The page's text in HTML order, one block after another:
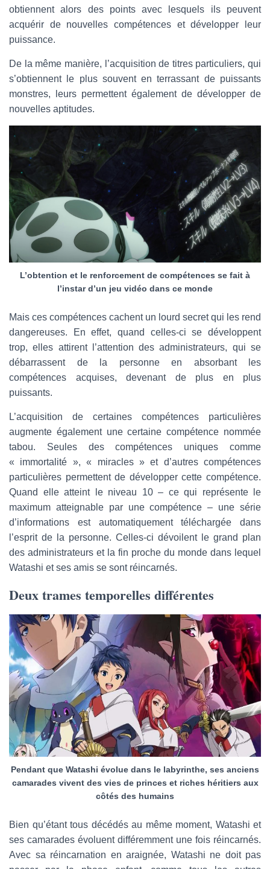
obtiennent alors des points avec lesquels ils peuvent
acquérir de nouvelles compétences et développer leur
puissance.
De la même manière, l’acquisition de titres particuliers, qui
s’obtiennent le plus souvent en terrassant de puissants
monstres, leurs permettent également de développer de
nouvelles aptitudes.
L’obtention et le renforcement de compétences se fait à
l’instar d’un jeu vidéo dans ce monde
Mais ces compétences cachent un lourd secret qui les rend
dangereuses. En effet, quand celles-ci se développent
trop, elles attirent l’attention des administrateurs, qui se
débarrassent de la personne en absorbant les
compétences acquises, devenant de plus en plus
puissants.
L’acquisition de certaines compétences particulières
augmente également une certaine compétence nommée
tabou. Seules des compétences uniques comme
« immortalité », « miracles » et d’autres compétences
particulières permettent de développer cette compétence.
Quand elle atteint le niveau 10 – ce qui représente le
maximum atteignable par une compétence – une série
d’informations est automatiquement téléchargée dans
l’esprit de la personne. Celles-ci dévoilent le grand plan
des administrateurs et la fin proche du monde dans lequel
Watashi et ses amis se sont réincarnés.
Deux trames temporelles différentes
Pendant que Watashi évolue dans le labyrinthe, ses anciens
camarades vivent des vies de princes et riches héritiers aux
côtés des humains
Bien qu’étant tous décédés au même moment, Watashi et
ses camarades évoluent différemment une fois réincarnés.
Avec sa réincarnation en araignée, Watashi ne doit pas